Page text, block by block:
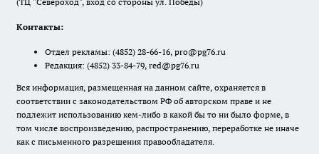
Контакты:
Отдел рекламы: (4852) 28-66-16, pro@pg76.ru
Редакция: (4852) 33-84-79, red@pg76.ru
Вся информация, размещенная на данном сайте, охраняется в
соответствии с законодательством РФ об авторском праве и не
подлежит использованию кем-либо в какой бы то ни было форме, в
том числе воспроизведению, распространению, переработке не иначе
как с письменного разрешения правообладателя.